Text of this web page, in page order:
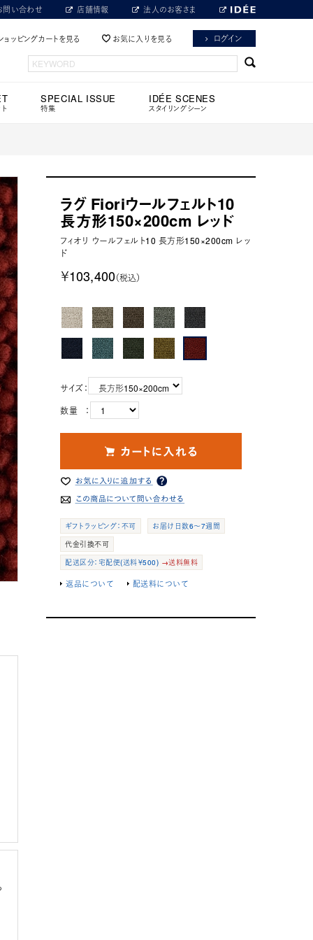
問い合わせ 店舗情報 法人のお客さま
ョッピングカートを見る お気に入りを見る ログイン
SPECIAL ISSUE
特集
IDÉE SCENES
スタイリングシーン
ラグ Fioriウールフェルト10
長方形150×200cm レッド
フィオリ ウールフェルト10 長方形150×200cm レッ
ド
￥103,400（税込）
サイズ：
数量 ：
ギフトラッピング：不可
お届け日数6～7週間
代金引換不可
配送区分：宅配便(送料￥500) →送料無料
返品について 配送料について